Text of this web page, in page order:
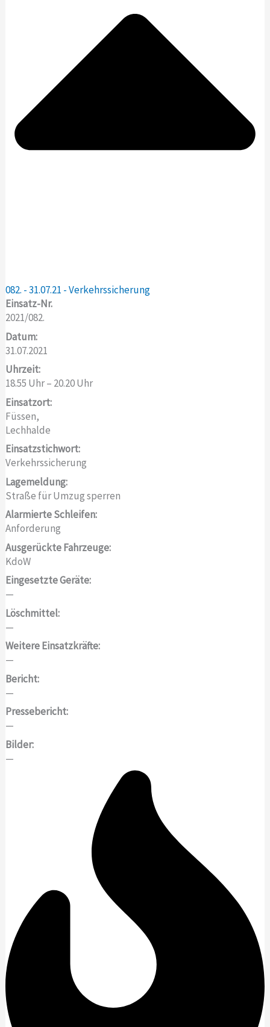
082. - 31.07.21 - Verkehrssicherung
Einsatz-Nr.
2021/082.
Datum:
31.07.2021
Uhrzeit:
18.55 Uhr – 20.20 Uhr
Einsatzort:
Füssen,
Lechhalde
Einsatzstichwort:
Verkehrssicherung
Lagemeldung:
Straße für Umzug sperren
Alarmierte Schleifen:
Anforderung
Ausgerückte Fahrzeuge:
KdoW
Eingesetzte Geräte:
—
Löschmittel:
—
Weitere Einsatzkräfte:
—
Bericht:
—
Pressebericht:
—
Bilder:
—